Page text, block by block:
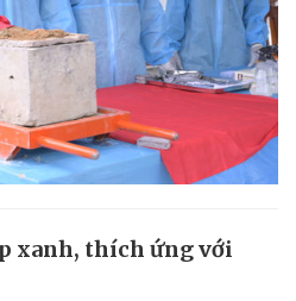
xanh, thích ứng với